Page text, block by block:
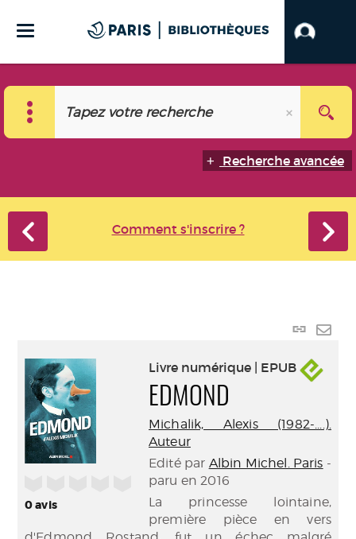
Recherche avancée
Comment s'inscrire ?
Lien
0avis
Livre numérique | EPUB
EDMOND
Michalik, Alexis (1982-....).
Auteur
Edité par Albin Michel. Paris -
paru en 2016
La princesse lointaine,
première pièce en vers